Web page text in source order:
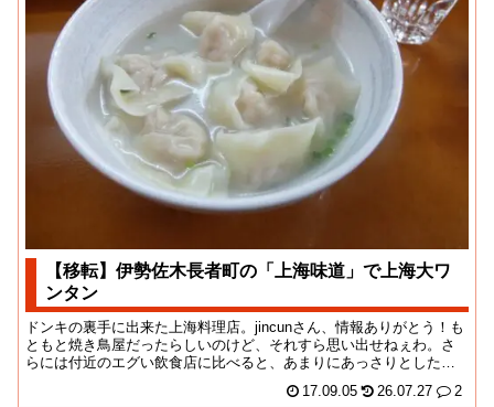
【移転】伊勢佐木長者町の「上海味道」で上海大ワ
ンタン
ドンキの裏手に出来た上海料理店。jincunさん、情報ありがとう！も
ともと焼き鳥屋だったらしいのけど、それすら思い出せねぇわ。さ
らには付近のエグい飲食店に比べると、あまりにあっさりとした構
17.09.05 26.07.27 2